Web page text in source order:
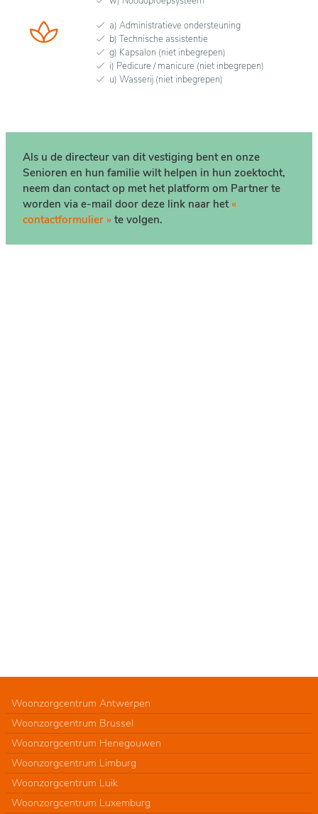
a) Administratieve ondersteuning
b) Technische assistentie
g) Kapsalon (niet inbegrepen)
i) Pedicure / manicure (niet inbegrepen)
u) Wasserij (niet inbegrepen)
Als u de directeur van dit vestiging bent en onze
Senioren en hun familie wilt helpen in hun zoektocht,
neem dan contact op met het platform om Partner te
worden via e-mail door deze link naar het «
contactformulier » te volgen.
Woonzorgcentrum Antwerpen
Woonzorgcentrum Brussel
Woonzorgcentrum Henegouwen
Woonzorgcentrum Limburg
Woonzorgcentrum Luik
Woonzorgcentrum Luxemburg